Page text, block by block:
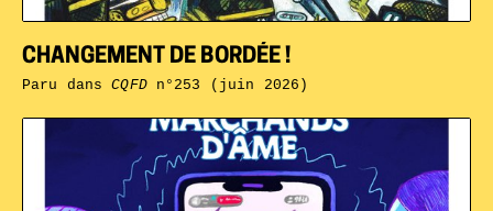
CHANGEMENT DE BORDÉE !
Paru dansCQFDn°253 (juin 2026)